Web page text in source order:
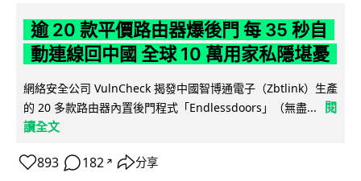
逾 20 款平價路由器爆後門 每 35 秒自
動連線回中國 全球 10 萬用家私隱堪憂
網絡安全公司 VulnCheck 揭發中國智博通電子（Zbtlink）生產
的 20 多款路由器內置後門程式「Endlessdoors」（無盡...
閱
讀全文
893 182 ↗ 分享